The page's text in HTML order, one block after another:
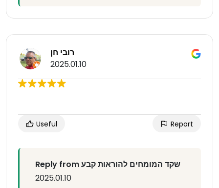
רובי חן
2025.01.10
Useful Report
Reply from שקד המומחים להוראות קבע
2025.01.10